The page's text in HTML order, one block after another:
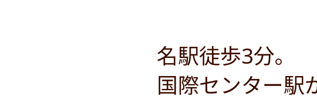
名駅徒歩3分。
国際センター